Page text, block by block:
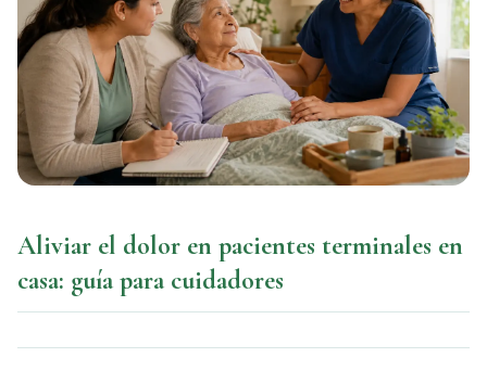
Aliviar el dolor en pacientes terminales en
casa: guía para cuidadores